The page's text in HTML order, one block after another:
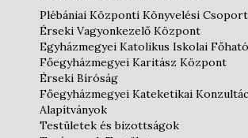
Plébániai Központi Könyvelési Csoport
Érseki Vagyonkezelő Központ
Egyházmegyei Katolikus Iskolai
Főegyházmegyei Karitász Központ
Érseki Bíróság
Főegyházmegyei Kateketikai
Alapítványok
Testületek és bizottságok